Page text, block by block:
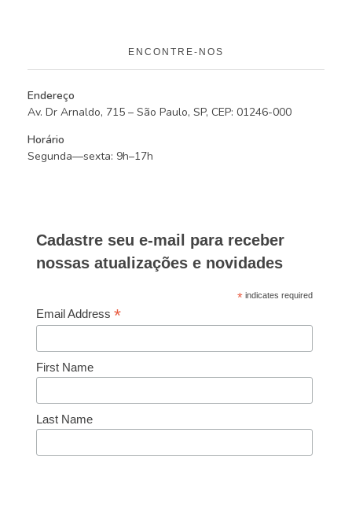
ENCONTRE-NOS
Endereço
Av. Dr Arnaldo, 715 – São Paulo, SP, CEP: 01246-000
Horário
Segunda—sexta: 9h–17h
Cadastre seu e-mail para receber
nossas atualizações e novidades
* indicates required
Email Address*
First Name
Last Name